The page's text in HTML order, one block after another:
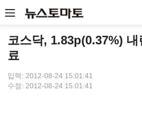
코스닥, 1.83p(0.37%)
료
입력: 2012-08-24 15:01:41
수정: 2012-08-24 15:01:41